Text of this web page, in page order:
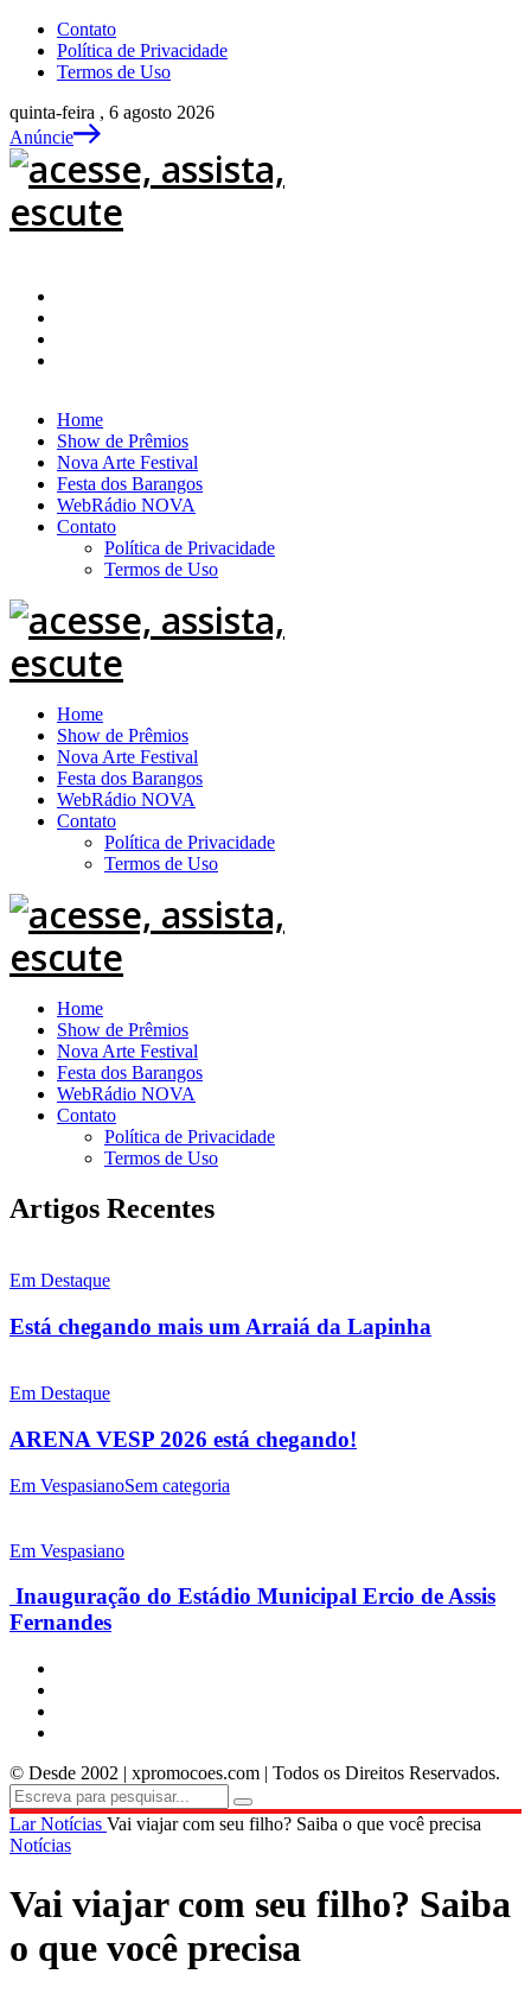
Contato
Política de Privacidade
Termos de Uso
quinta-feira , 6 agosto 2026
Anúncie
Home
Show de Prêmios
Nova Arte Festival
Festa dos Barangos
WebRádio NOVA
Contato
Política de Privacidade
Termos de Uso
Home
Show de Prêmios
Nova Arte Festival
Festa dos Barangos
WebRádio NOVA
Contato
Política de Privacidade
Termos de Uso
Home
Show de Prêmios
Nova Arte Festival
Festa dos Barangos
WebRádio NOVA
Contato
Política de Privacidade
Termos de Uso
Artigos Recentes
Em Destaque
Está chegando mais um Arraiá da Lapinha
Em Destaque
ARENA VESP 2026 está chegando!
Em VespasianoSem categoria
Em Vespasiano
Inauguração do Estádio Municipal Ercio de Assis
Fernandes
© Desde 2002 | xpromocoes.com | Todos os Direitos Reservados.
LarNotícias Vai viajar com seu filho? Saiba o que você precisa
Notícias
Vai viajar com seu filho? Saiba
o que você precisa